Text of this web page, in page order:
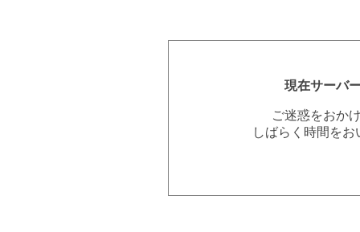
現在サーバ
ご迷惑をおか
しばらく時間を